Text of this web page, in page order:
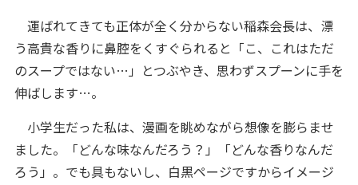
運ばれてきても正体が全く分からない稲森会長は、漂
う高貴な香りに鼻腔をくすぐられると「こ、これはただ
のスープではない…」とつぶやき、思わずスプーンに手を
伸ばします…。
小学生だった私は、漫画を眺めながら想像を膨らませ
ました。「どんな味なんだろう？」「どんな香りなんだ
ろう」。でも具もないし、白黒ページですからイメージ